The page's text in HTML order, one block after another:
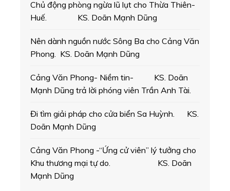
Chủ động phòng ngừa lũ lụt cho Thừa Thiên-
Huế. KS. Doãn Mạnh Dũng
Nên dành nguồn nước Sông Ba cho Cảng Văn
Phong. KS. Doãn Mạnh Dũng
Cảng Văn Phong- Niềm tin- KS. Doãn
Mạnh Dũng trả lời phóng viên Trần Anh Tài.
Đi tìm giải pháp cho cửa biển Sa Huỳnh. KS.
Doãn Mạnh Dũng
Cảng Văn Phong -“Ứng cử viên” lý tưởng cho
Khu thương mại tự do. KS. Doãn
Mạnh Dũng